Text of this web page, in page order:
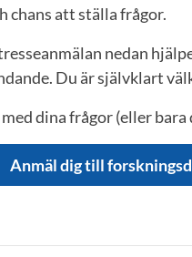
chans att ställa frågor.
nedan
Du är självklart
med dina frågor (eller
Anmäl dig till